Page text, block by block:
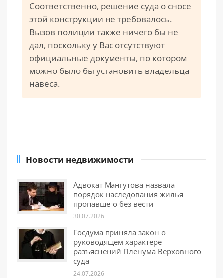
Соответственно, решение суда о сносе
этой конструкции не требовалось.
Вызов полиции также ничего бы не
дал, поскольку у Вас отсутствуют
официальные документы, по котором
можно было бы установить владельца
навеса.
Новости недвижимости
Адвокат Мангутова назвала
порядок наследования жилья
пропавшего без вести
30.07.2026
Госдума приняла закон о
руководящем характере
разъяснений Пленума Верховного
суда
24.07.2026